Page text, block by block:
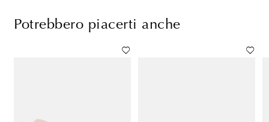
Potrebbero piacerti anche